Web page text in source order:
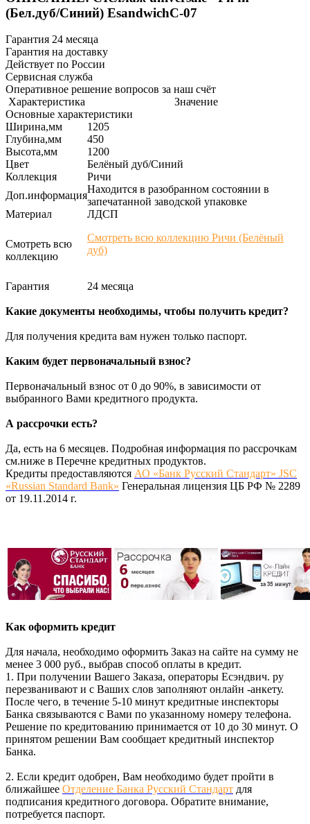
(Бел.дуб/Синий) EsandwichC-07
Гарантия 24 месяца
Гарантия на доставку
Действует по России
Сервисная служба
Оперативное решение вопросов за наш счёт
Характеристика
Значение
Основные характеристики
Ширина,мм
1205
Глубина,мм
450
Высота,мм
1200
Цвет
Белёный дуб/Синий
Коллекция
Ричи
Доп.информация
Находится в разобранном состоянии в
запечатанной заводской упаковке
Материал
ЛДСП
Смотреть всю
коллекцию
Смотреть всю коллекцию Ричи (Белёный
дуб)
Гарантия 24 месяца
Какие документы необходимы, чтобы получить кредит?
Для получения кредита вам нужен только паспорт.
Каким будет первоначальный взнос?
Первоначальный взнос от 0 до 90%, в зависимости от
выбранного Вами кредитного продукта.
А рассрочки есть?
Да, есть на 6 месяцев. Подробная информация по рассрочкам
см.ниже в Перечне кредитных продуктов.
Кредиты предоставляются АО «Банк Русский Стандарт» JSC
«Russian Standard Bank» Генеральная лицензия ЦБ РФ № 2289
от 19.11.2014 г.
Как оформить кредит
Для начала, необходимо оформить Заказ на сайте на сумму не
менее 3 000 руб., выбрав способ оплаты в кредит.
1. При получении Вашего Заказа, операторы Есэндвич. ру
перезванивают и с Ваших слов заполняют онлайн -анкету.
После чего, в течение 5-10 минут кредитные инспекторы
Банка связываются с Вами по указанному номеру телефона.
Решение по кредитованию принимается от 10 до 30 минут. О
принятом решении Вам сообщает кредитный инспектор
Банка.
2. Если кредит одобрен, Вам необходимо будет пройти в
ближайшее Отделение Банка Русский Стандарт для
подписания кредитного договора. Обратите внимание,
потребуется паспорт.